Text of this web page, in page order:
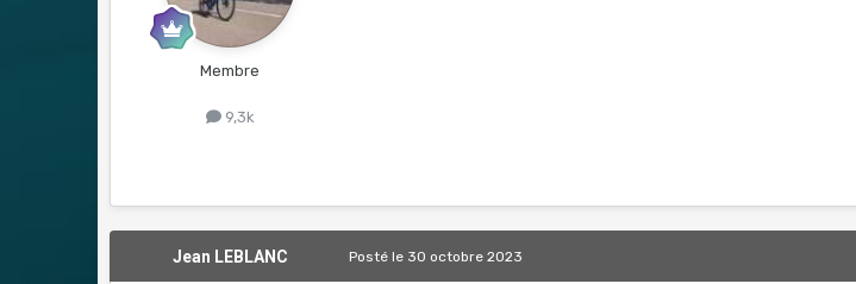
Membre
9,3k
Jean LEBLANC Postéle 30 octobre 2023